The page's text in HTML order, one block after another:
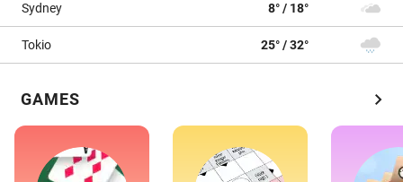
Sydney 8° / 18°
Tokio 25° / 32°
GAMES chevron_right